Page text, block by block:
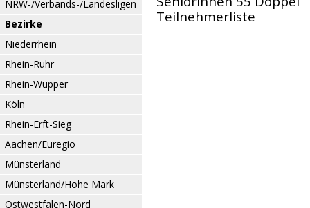
NRW-/Verbands-/Landesligen
Bezirke
Niederrhein
Rhein-Ruhr
Rhein-Wupper
Köln
Rhein-Erft-Sieg
Aachen/Euregio
Münsterland
Münsterland/Hohe Mark
Ostwestfalen-Nord
Teilnehmerliste